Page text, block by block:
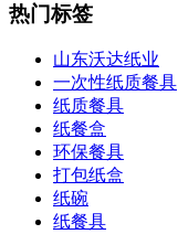
热门标签
山东沃达纸业
一次性纸质餐具
纸质餐具
纸餐盒
环保餐具
打包纸盒
纸碗
纸餐具